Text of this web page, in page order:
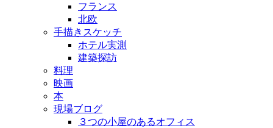
フランス
北欧
手描きスケッチ
ホテル実測
建築探訪
料理
映画
本
現場ブログ
３つの小屋のあるオフィス